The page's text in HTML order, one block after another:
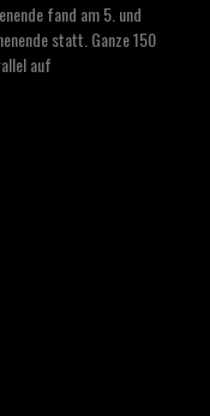
fand am 5. und
statt. Ganze 150
auf